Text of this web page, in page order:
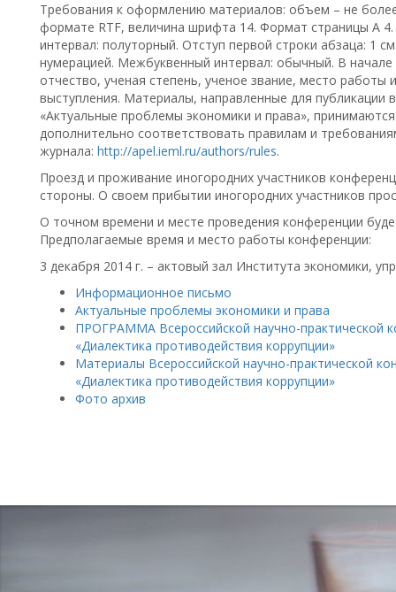
Требования к оформлению материалов: объем – не
формате RTF, величина шрифта 14. Формат страницы А
интервал: полуторный. Отступ первой строки абзаца: 1
нумерацией. Межбуквенный интервал: обычный. В
отчество, ученая степень, ученое звание, место
выступления. Материалы, направленные для
«Актуальные проблемы экономики и права»,
дополнительно соответствовать правилам и
журнала: http://apel.ieml.ru/authors/rules.
Проезд и проживание иногородних участников
стороны. О своем прибытии иногородних участников
О точном времени и месте проведения конференции
Предполагаемые время и место работы конференции:
3 декабря 2014 г. – актовый зал Института экономики,
Информационное письмо
Актуальные проблемы экономики и права
ПРОГРАММА Всероссийской научно-практической
«Диалектика противодействия коррупции»
Материалы Всероссийской научно-практической
«Диалектика противодействия коррупции»
Фото архив